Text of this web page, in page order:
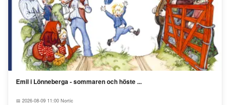
Emil i Lönneberga - sommaren och höste ...
📅 2026-08-09 11:00 Nortic